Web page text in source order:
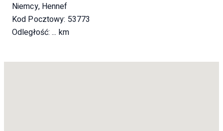
Niemcy, Hennef
Kod Pocztowy: 53773
Odległość:... km